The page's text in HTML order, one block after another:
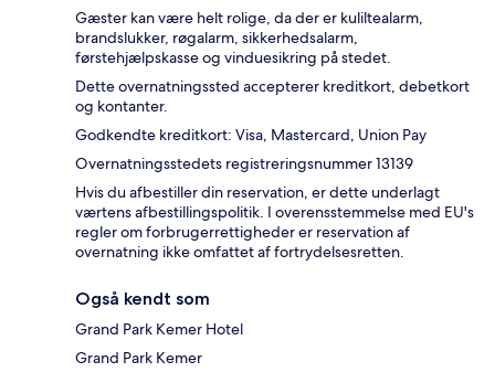
Gæster kan være helt rolige, da der er kuliltealarm,
brandslukker, røgalarm, sikkerhedsalarm,
førstehjælpskasse og vinduesikring på stedet.
Dette overnatningssted accepterer kreditkort, debetkort
og kontanter.
Godkendte kreditkort: Visa, Mastercard, Union Pay
Overnatningsstedets registreringsnummer 13139
Hvis du afbestiller din reservation, er dette underlagt
værtens afbestillingspolitik. I overensstemmelse med EU's
regler om forbrugerrettigheder er reservation af
overnatning ikke omfattet af fortrydelsesretten.
Også kendt som
Grand Park Kemer Hotel
Grand Park Kemer